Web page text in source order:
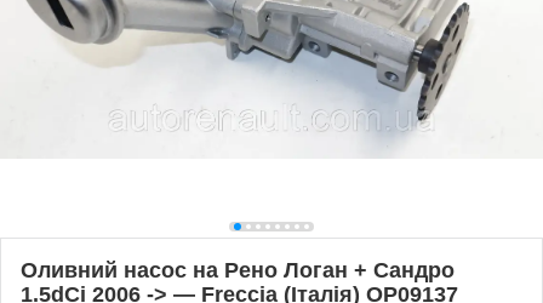
Оливний насос на Рено Логан + Сандро
1.5dCi 2006 -> — Freccia (Італія) OP09137